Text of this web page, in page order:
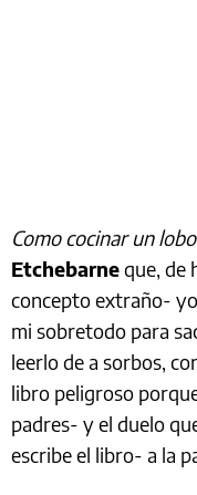
Como cocinar un lobo
Etchebarneque, de
concepto extraño-
mi sobretodo para
leerlo de a sorbos,
libro peligroso
padres- y el duelo
escribe el libro- a la